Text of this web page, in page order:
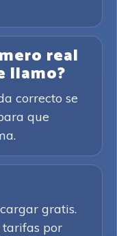
real
llamo?
correcto se
que
gratis.
tarifas por